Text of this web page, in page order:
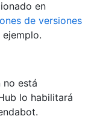
en
de versiones
no está
lo habilitará